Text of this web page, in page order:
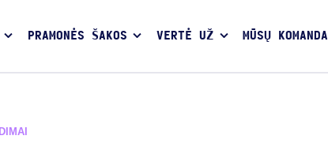
PRAMONĖS ŠAKOS VERTĖ UŽ MŪSŲ KOMANDA